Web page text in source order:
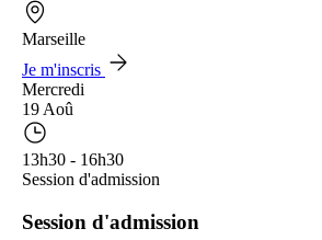
Marseille
Je m'inscris
Mercredi
19 Aoû
13h30 - 16h30
Session d'admission
Session d'admission